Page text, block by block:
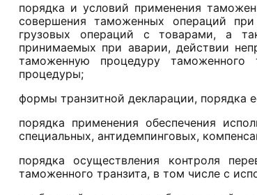
порядка и условий применения
совершения таможенных операций
грузовых операций с товарами, а
принимаемых при аварии, действии
таможенную процедуру таможенного
процедуры;
формы транзитной декларации, порядка
порядка применения обеспечения
специальных, антидемпинговых,
порядка осуществления контроля
таможенного транзита, в том числе с